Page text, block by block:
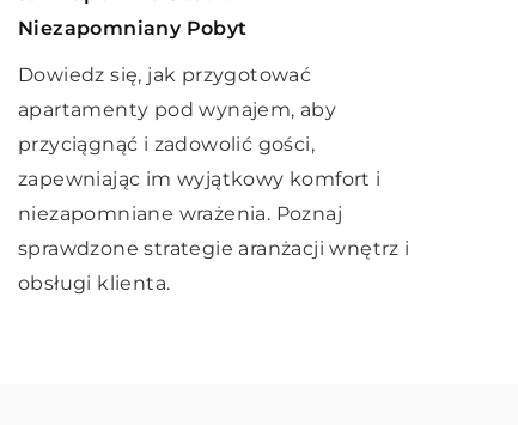
podróże
Poznaj, jak hobby związane z
rękodziełem może przenieść Twoje
podróże na wyższy poziom i wzbogacić
doświadczenia poprzez twórcze
eksplorowanie nowych miejsc.
Niezapomniany Pobyt
Dowiedz się, jak przygotować
apartamenty pod wynajem, aby
przyciągnąć i zadowolić gości,
zapewniając im wyjątkowy komfort i
niezapomniane wrażenia. Poznaj
sprawdzone strategie aranżacji wnętrz i
obsługi klienta.
dla użytkowników
Poznaj sprawdzone metody pielęgnacji
i konserwacji twojego iPhone'a.
Dowiedz się, jak zachować jego
sprawność i wydajność na długie lata.